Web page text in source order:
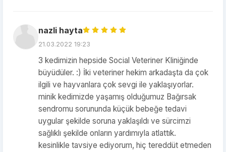
nazli hayta
21.03.2022 19:23
3 kedimizin hepside Social Veteriner Kliniğinde
büyüdüler. :) İki veteriner hekim arkadaşta da çok
ilgili ve hayvanlara çok sevgi ile yaklaşıyorlar.
minik kedimizde yaşamış olduğumuz Bağırsak
sendromu sorununda küçük bebeğe tedavi
uygular şekilde soruna yaklaşıldı ve sürcimzi
sağlıklı şekilde onların yardımıyla atlattık.
kesinlikle tavsiye ediyorum, hiç tereddüt etmeden